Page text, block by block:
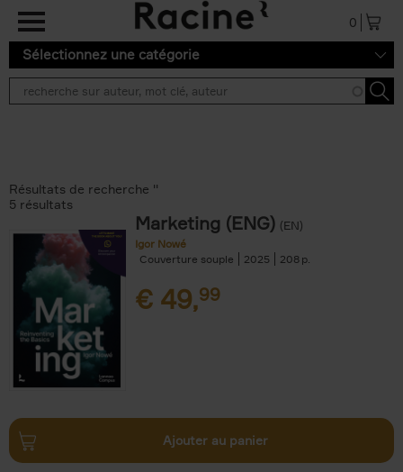
Aller au contenu principal
0
Sélectionnez une catégorie
Résultats de recherche ''
5 résultats
Marketing (ENG) (EN)
Igor Nowé
Couverture souple
2025 208
€ 49,99
Ajouter au panier